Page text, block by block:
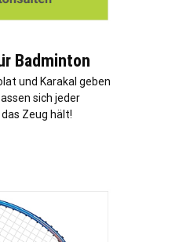
Badminton
und Karakal geben
sich jeder
Zeug hält!